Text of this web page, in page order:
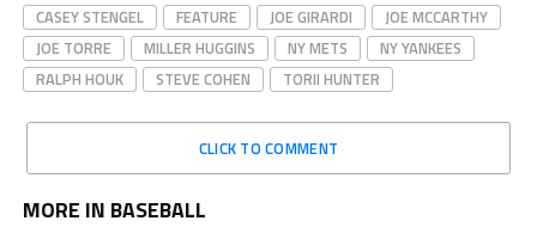
CASEY STENGEL
FEATURE JOE GIRARDI
JOE MCCARTHY
JOE TORRE
MILLER HUGGINS NY METS
NY YANKEES
RALPH HOUK
STEVE COHEN TORII HUNTER
CLICK TO COMMENT
MORE IN BASEBALL